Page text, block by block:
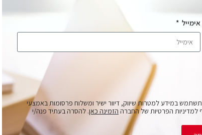
אימייל
במידע למטרות שיווק, דיוור ישיר ומשלוח פרסומות באמצעי
הפרטיות של החברה הזמינה כאן. להסרה בעתיד פנה/י